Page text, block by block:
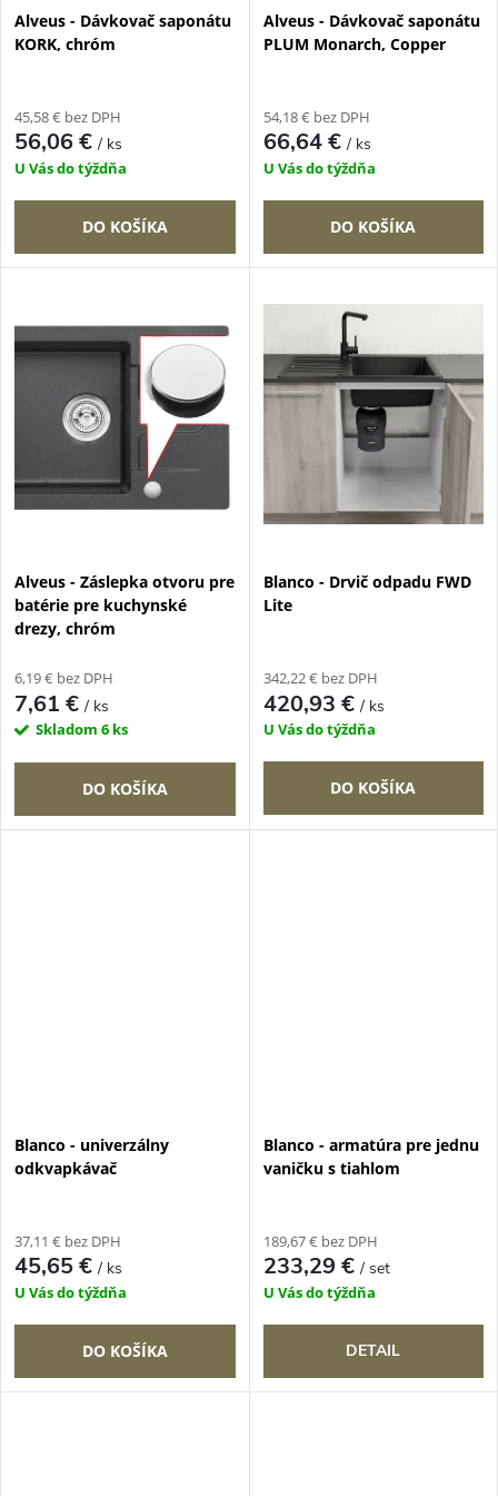
p
o
d
u
k
t
v
r
o
d
k
t
Alveus - Dávkovač saponátu
KORK, chróm
45,58 € bez DPH
56,06 €/ ks
U Vás do týždňa
DO KOŠÍKA
Alveus - Dávkovač saponátu
PLUM Monarch, Copper
54,18 € bez DPH
66,64 €/ ks
U Vás do týždňa
DO KOŠÍKA
Alveus - Záslepka otvoru pre
batérie pre kuchynské
drezy, chróm
6,19 € bez DPH
7,61 €/ ks
Skladom 6 ks
DO KOŠÍKA
Blanco - Drvič odpadu FWD
Lite
342,22 € bez DPH
420,93 €/ ks
U Vás do týždňa
DO KOŠÍKA
Blanco - univerzálny
odkvapkávač
37,11 € bez DPH
45,65 €/ ks
U Vás do týždňa
DO KOŠÍKA
Blanco - armatúra pre jednu
vaničku s tiahlom
189,67 € bez DPH
233,29 €/ set
U Vás do týždňa
DETAIL